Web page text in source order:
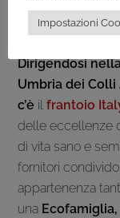
Dirigendosi
Umbria dei
c’è ilfrantoio
delle eccellenze
di vita sano e
fornitori
appartenenza
una
Impostazioni